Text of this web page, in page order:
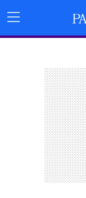
Menu
Principal